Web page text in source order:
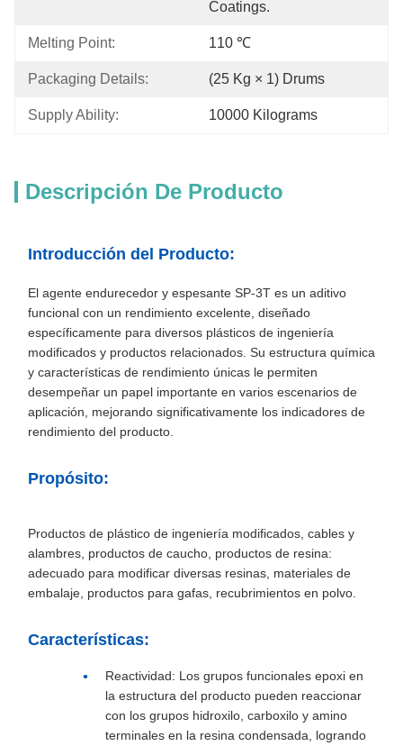
Coatings.
Melting Point: 110 ℃
Packaging Details: (25 Kg × 1) Drums
Supply Ability: 10000 Kilograms
Descripción De Producto
Introducción del Producto:
El agente endurecedor y espesante SP-3T es un aditivo
funcional con un rendimiento excelente, diseñado
específicamente para diversos plásticos de ingeniería
modificados y productos relacionados. Su estructura química
y características de rendimiento únicas le permiten
desempeñar un papel importante en varios escenarios de
aplicación, mejorando significativamente los indicadores de
rendimiento del producto.
Propósito:
Productos de plástico de ingeniería modificados, cables y
alambres, productos de caucho, productos de resina:
adecuado para modificar diversas resinas, materiales de
embalaje, productos para gafas, recubrimientos en polvo.
Características:
Reactividad: Los grupos funcionales epoxi en
la estructura del producto pueden reaccionar
con los grupos hidroxilo, carboxilo y amino
terminales en la resina condensada, logrando